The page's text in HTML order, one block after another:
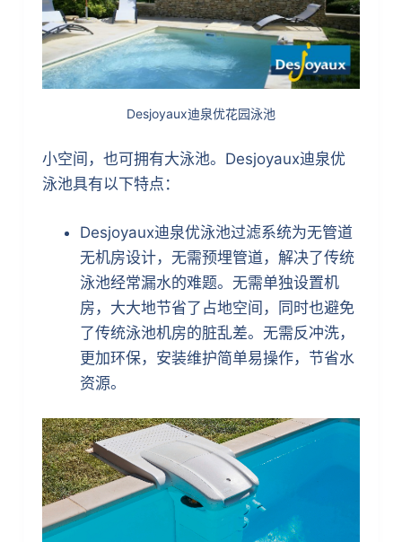
Desjoyaux迪泉优花园泳池
小空间，也可拥有大泳池。Desjoyaux迪泉优
泳池具有以下特点：
Desjoyaux迪泉优泳池过滤系统为无管道
无机房设计，无需预埋管道，解决了传统
泳池经常漏水的难题。无需单独设置机
房，大大地节省了占地空间，同时也避免
了传统泳池机房的脏乱差。无需反冲洗，
更加环保，安装维护简单易操作，节省水
资源。